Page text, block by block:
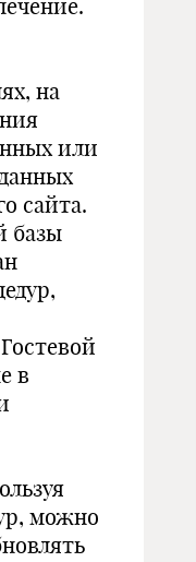
на
или
сайта.
базы
в
можно